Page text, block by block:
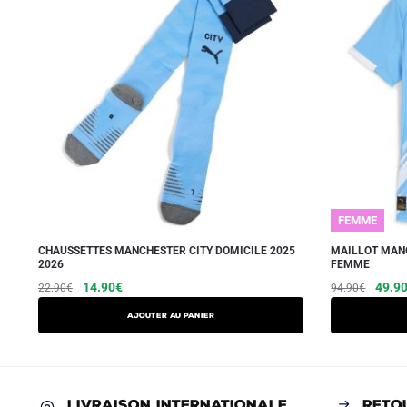
CHAUSSETTES MANCHESTER CITY DOMICILE 2025
2026
22.90€
Le
14.90€Le
Ajouter au panier
FEMME
MAILLOT
FEMME
94.90€
Le